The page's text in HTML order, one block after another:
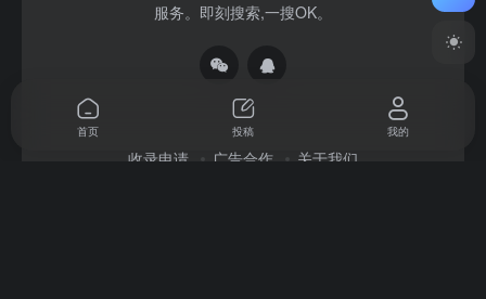
服务。即刻搜索,一搜OK。
收录申请 广告合作 关于我们
首页 投稿 我的